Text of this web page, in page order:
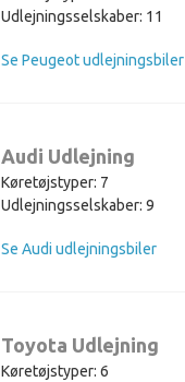
Udlejningsselskaber: 11
Se Peugeot udlejningsbiler
Audi Udlejning
Køretøjstyper: 7
Udlejningsselskaber: 9
Se Audi udlejningsbiler
Toyota Udlejning
Køretøjstyper: 6